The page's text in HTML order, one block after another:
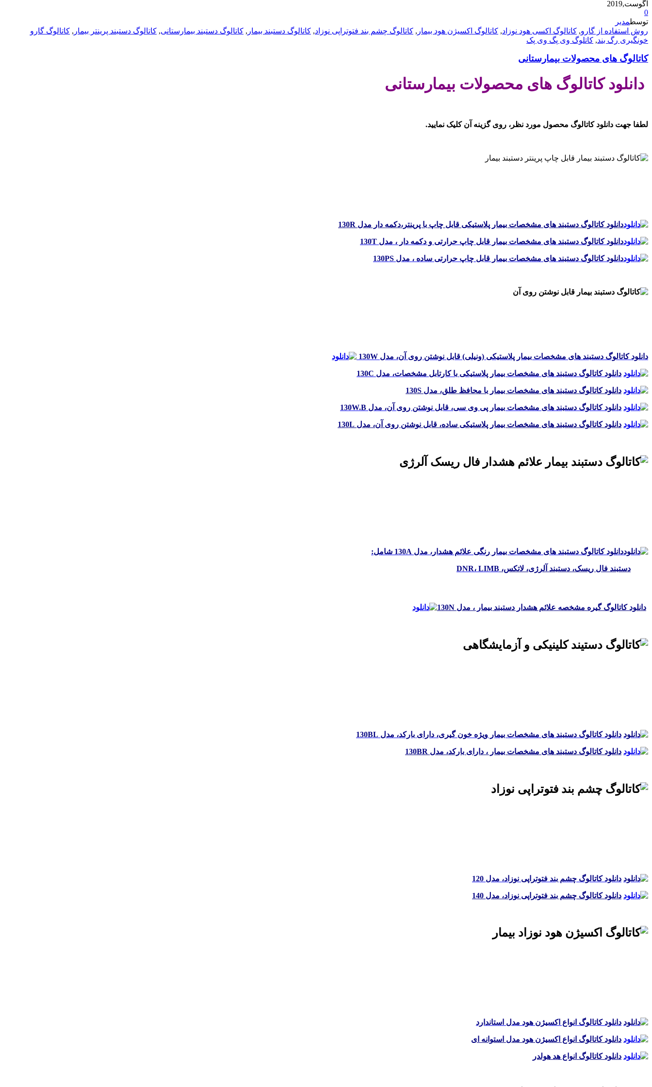
آگوست,2019
0
توسطمدیر
روش استفاده از گارو, کاتالوگ اکسی هود نوزاد, کاتالوگ اکسیژن هود بیمار , کاتالوگ چشم بند فتوتراپی نوزاد, کاتالوگ دستبند بیمار , کاتالوگ دستبند بیمارستانی, کاتالوگ دستبند پرینتر بیمار , کاتالوگ گارو
خونگیری رگ بند, کاتلوگ وی پگ وی پک
کاتالوگ های محصولات بیمارستانی
دانلود کاتالوگ های محصولات بیمارستانی
لطفا جهت دانلود کاتالوگ محصول مورد نظر، روی گزینه آن کلیک نمایید.
دانلود کاتالوگ دستبند های مشخصات بیمار پلاستیکی قابل چاپ با پرینتر،دکمه دار مدل 130R
دانلود کاتالوگ دستبند های مشخصات بیمار قابل چاپ حرارتی و دکمه دار ، مدل 130T
دانلود کاتالوگ دستبند های مشخصات بیمار قابل چاپ حرارتی ساده ، مدل 130PS
دانلود کاتالوگ دستبند های مشخصات بیمار پلاستیکی (ونیلی) قابل نوشتن روی آن، مدل 130W
دانلود کاتالوگ دستبند های مشخصات بیمار پلاستیکی با کارتابل مشخصات، مدل 130C
دانلود کاتالوگ دستبند های مشخصات بیمار با محافظ طلق، مدل 130S
دانلود کاتالوگ دستبند های مشخصات بیمار پی وی سی، قابل نوشتن روی آن، مدل 130W.B
دانلود کاتالوگ دستبند های مشخصات بیمار پلاستیکی ساده، قابل نوشتن روی آن، مدل 130L
دانلود کاتالوگ دستبند های مشخصات بیمار رنگی علائم هشدار، مدل 130A شامل:
دستبند فال ریسک، دستبند آلرژی، لاتکس، DNR، LIMB
دانلود کاتالوگ گیره مشخصه علائم هشدار دستبند بیمار ، مدل 130N
دانلود کاتالوگ دستبند های مشخصات بیمار ویژه خون گیری، دارای بارکد، مدل 130BL
دانلود کاتالوگ دستبند های مشخصات بیمار ، دارای بارکد، مدل 130BR
دانلود کاتالوگ چشم بند فتوتراپی نوزاد، مدل 120
دانلود کاتالوگ چشم بند فتوتراپی نوزاد، مدل 140
دانلود کاتالوگ انواع اکسیژن هود مدل استاندارد
دانلود کاتالوگ انواع اکسیژن هود مدل استوانه ای
دانلود کاتالوگ انواع هد هولدر